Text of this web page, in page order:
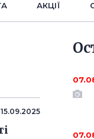
АКЦІЇ
15.09.2025